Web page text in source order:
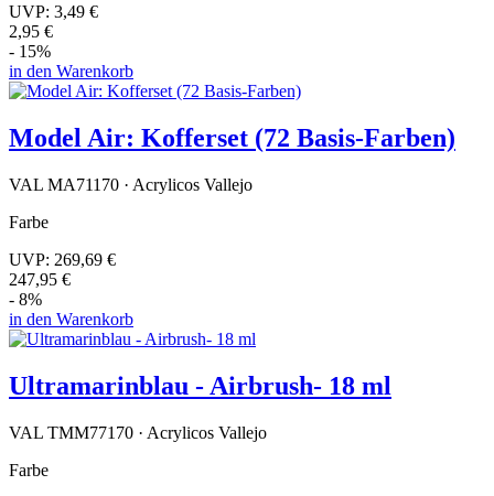
UVP: 3,49 €
2,95 €
- 15%
in den Warenkorb
Model Air: Kofferset (72 Basis-Farben)
VAL MA71170 · Acrylicos Vallejo
Farbe
UVP: 269,69 €
247,95 €
- 8%
in den Warenkorb
Ultramarinblau - Airbrush- 18 ml
VAL TMM77170 · Acrylicos Vallejo
Farbe